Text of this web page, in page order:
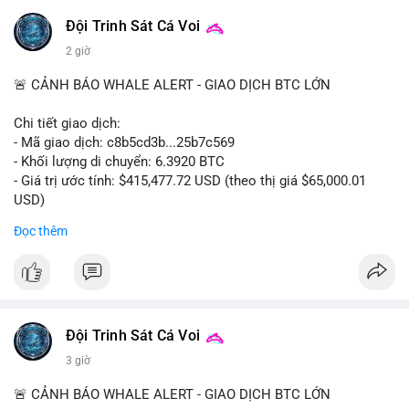
Đội Trinh Sát Cá Voi
2 giờ
🚨 CẢNH BÁO WHALE ALERT - GIAO DỊCH BTC LỚN
Chi tiết giao dịch:
- Mã giao dịch: c8b5cd3b...25b7c569
- Khối lượng di chuyển: 6.3920 BTC
- Giá trị ước tính: $415,477.72 USD (theo thị giá $65,000.01
USD)
nghìn USD được xác nhận trong mempool, mức chuyển động
khả năng là cá voi tái phân bổ tài sản giữa các ví nóng hoặc
chuẩn bị thanh khoản cho chiến lược giao dịch ngắn hạn. Nếu
bán có thể hình thành. Ngược lại, nếu BTC được chuyển sang
Đọc thêm
Đội Trinh Sát Cá Voi
3 giờ
🚨 CẢNH BÁO WHALE ALERT - GIAO DỊCH BTC LỚN